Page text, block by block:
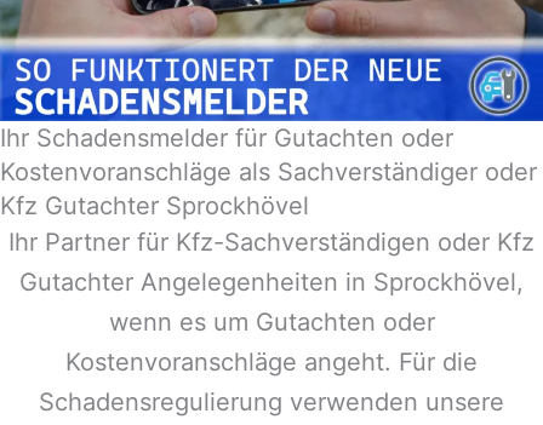
Ihr Schadensmelder für Gutachten oder
Kostenvoranschläge als Sachverständiger oder
Kfz Gutachter Sprockhövel
Ihr Partner für Kfz-Sachverständigen oder Kfz
Gutachter Angelegenheiten in Sprockhövel,
wenn es um Gutachten oder
Kostenvoranschläge angeht. Für die
Schadensregulierung verwenden unsere